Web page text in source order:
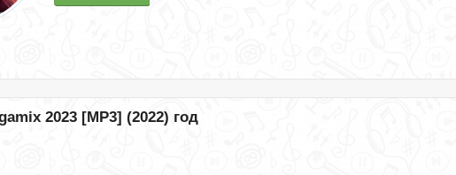
2023 [MP3] (2022) год